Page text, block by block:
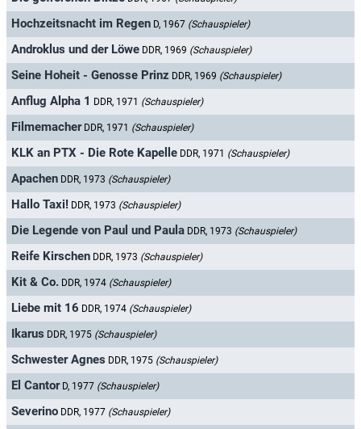
Hochzeitsnacht im Regen D, 1967 (Schauspieler)
Androklus und der Löwe DDR, 1969 (Schauspieler)
Seine Hoheit - Genosse Prinz DDR, 1969 (Schauspieler)
Anflug Alpha 1 DDR, 1971 (Schauspieler)
Filmemacher DDR, 1971 (Schauspieler)
KLK an PTX - Die Rote Kapelle DDR, 1971 (Schauspieler)
Apachen DDR, 1973 (Schauspieler)
Hallo Taxi! DDR, 1973 (Schauspieler)
Die Legende von Paul und Paula DDR, 1973 (Schauspieler)
Reife Kirschen DDR, 1973 (Schauspieler)
Kit & Co. DDR, 1974 (Schauspieler)
Liebe mit 16 DDR, 1974 (Schauspieler)
Ikarus DDR, 1975 (Schauspieler)
Schwester Agnes DDR, 1975 (Schauspieler)
El Cantor D, 1977 (Schauspieler)
Severino DDR, 1977 (Schauspieler)